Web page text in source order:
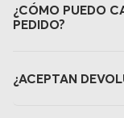
¿CÓMO PUEDO
PEDIDO?
¿ACEPTAN